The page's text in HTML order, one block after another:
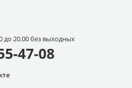
до 20.00 без выходных
47-08